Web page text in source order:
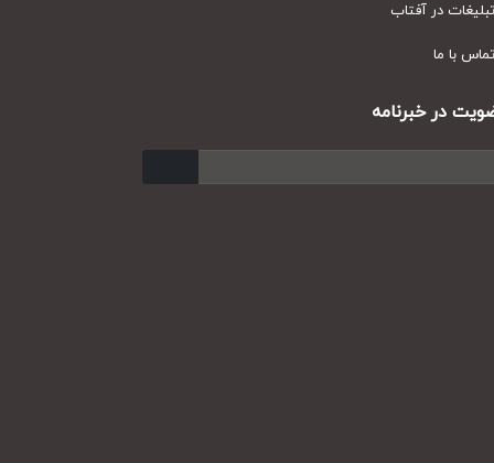
در آفتاب
با ما
در خبرنامه